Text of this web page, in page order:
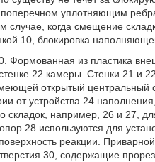
уплотняющим
когда смещение
10, блокировка
Формованная из пластика
22 камеры. Стенки 21 и
открытый центральный
от устройства 24
складок, например, 26 и 27,
28 используются для
реакции.
30, содержащие